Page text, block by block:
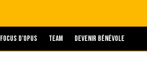
Focus d’Opus Team Devenir bénévole